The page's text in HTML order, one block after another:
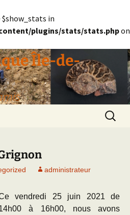
$show_stats in
plugins/stats/stats.phpon
Île-de-
administrateur
vendredi 25 juin 2021 de
à 16h00, nous avons